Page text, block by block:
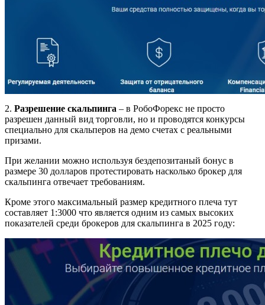
2. Разрешение скальпинга – в РобоФорекс не просто
разрешен данный вид торговли, но и проводятся конкурсы
специально для скальперов на демо счетах с реальными
призами.
При желании можно используя бездепозитаный бонус в
размере 30 долларов протестировать насколько брокер для
скальпинга отвечает требованиям.
Кроме этого максимальный размер кредитного плеча тут
составляет 1:3000 что является одним из самых высоких
показателей среди брокеров для скальпинга в 2025 году: